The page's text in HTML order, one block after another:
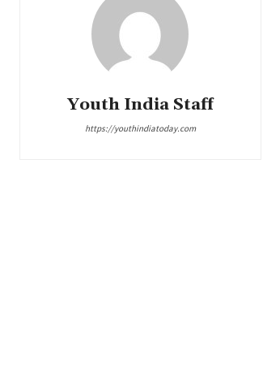
Youth India Staff
https://youthindiatoday.com